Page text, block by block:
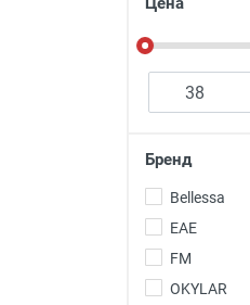
Красота и
Атрибуты
Бренд
Bellessa
EAE
FM
OKYLAR